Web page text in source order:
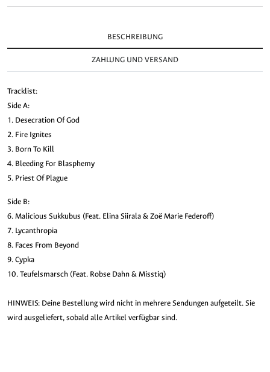
BESCHREIBUNG
ZAHLUNG UND VERSAND
Tracklist:
Side A:
1. Desecration Of God
2. Fire Ignites
3. Born To Kill
4. Bleeding For Blasphemy
5. Priest Of Plague
Side B:
6. Malicious Sukkubus (Feat. Elina Siirala & Zoë Marie Federoff)
7. Lycanthropia
8. Faces From Beyond
9. Cypka
10. Teufelsmarsch (Feat. Robse Dahn & Misstiq)
HINWEIS: Deine Bestellung wird nicht in mehrere Sendungen aufgeteilt. Sie
wird ausgeliefert, sobald alle Artikel verfügbar sind.